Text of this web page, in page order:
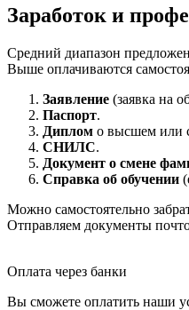
Заработок и
Средний диапазон
Выше оплачиваются
Заявление (заявка на
Паспорт.
Диплом о высшем или
СНИЛС.
Документ о смене
Справка об обучении
Можно самостоятельно
Отправляем документы
Оплата через банки
Вы сможете оплатить наши